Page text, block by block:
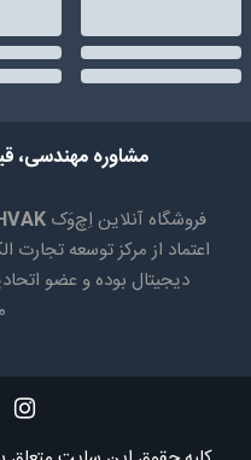
مشاوره مهندسی،
فروشگاه آنلاین اِچ‌وَک
اعتماد از مرکز توسعه
دیجیتال بوده و عضو